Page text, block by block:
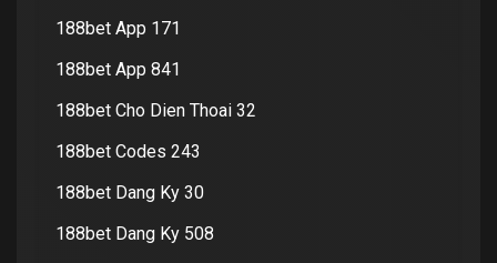
188bet App 171
188bet App 841
188bet Cho Dien Thoai 32
188bet Codes 243
188bet Dang Ky 30
188bet Dang Ky 508